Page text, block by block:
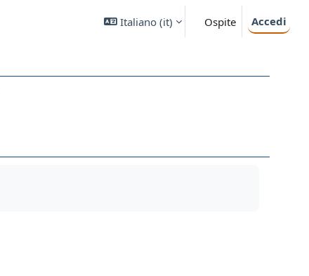
Italiano ‎(it)‎ Ospite Accedi